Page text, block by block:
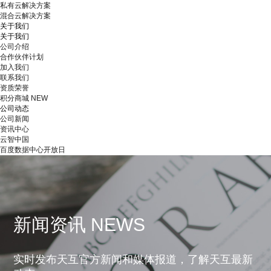
私有云解决方案
混合云解决方案
关于我们
关于我们
公司介绍
合作伙伴计划
加入我们
联系我们
资质荣誉
积分商城 NEW
公司动态
公司新闻
资讯中心
云智中国
百度数据中心开放日
新闻资讯 NEWS
实时发布天互官方新闻和媒体报道，了解天互最新